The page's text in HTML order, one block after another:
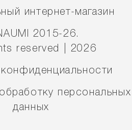
интернет-магазин
2015-26.
reserved | 2026
конфиденциальности
персональных
данных